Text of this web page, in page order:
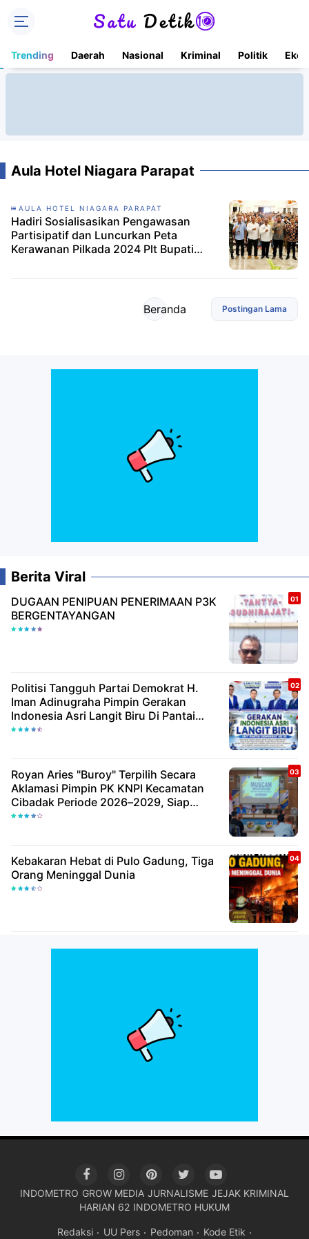
Trending Daerah Nasional Kriminal Politik
Aula Hotel Niagara Parapat
AULA HOTEL NIAGARA PARAPAT
Hadiri Sosialisasikan Pengawasan
Partisipatif dan Luncurkan Peta
Kerawanan Pilkada 2024 Plt Bupati
Postingan Lama
Beranda
Berita Viral
DUGAAN PENIPUAN PENERIMAAN P3K
BERGENTAYANGAN
Politisi Tangguh Partai Demokrat H.
Iman Adinugraha Pimpin Gerakan
Indonesia Asri Langit Biru Di Pantai
Citepus
Royan Aries "Buroy" Terpilih Secara
Aklamasi Pimpin PK KNPI Kecamatan
Cibadak Periode 2026–2029, Siap
Wujudkan Pemuda Inovatif Dan
Kebakaran Hebat di Pulo Gadung, Tiga
Orang Meninggal Dunia
INDOMETRO GROW MEDIA JURNALISME JEJAK KRIMINAL
HARIAN 62 INDOMETRO HUKUM
Redaksi UU Pers Pedoman Kode Etik